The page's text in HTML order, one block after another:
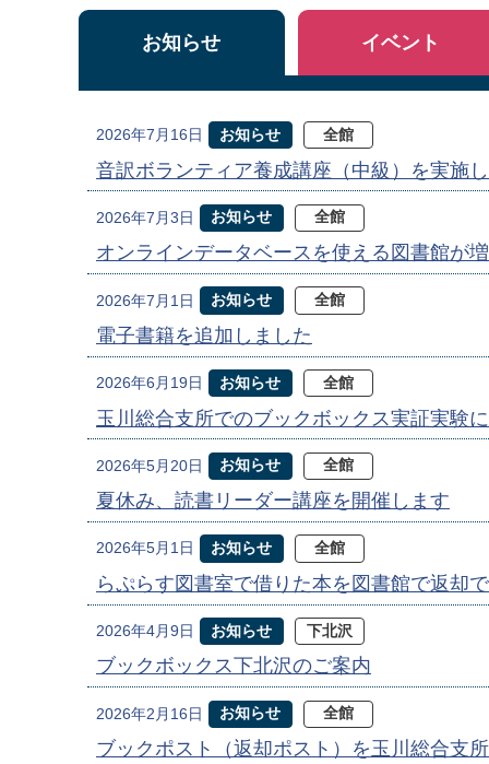
お知らせ
2026年7月16日 お知らせ 全館
音訳ボランティア養成講座（中級）を実施
2026年7月3日 お知らせ 全館
オンラインデータベースを使える図書館が
2026年7月1日 お知らせ 全館
電子書籍を追加しました
2026年6月19日 お知らせ 全館
玉川総合支所でのブックボックス実証実験
2026年5月20日 お知らせ 全館
夏休み、読書リーダー講座を開催します
2026年5月1日 お知らせ 全館
らぷらす図書室で借りた本を図書館で返却
2026年4月9日 お知らせ 下北沢
ブックボックス下北沢のご案内
2026年2月16日 お知らせ 全館
ブックポスト（返却ポスト）を玉川総合支
イベント